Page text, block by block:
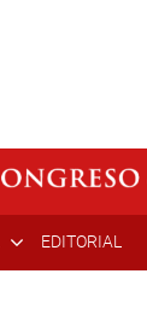
EDITORIAL